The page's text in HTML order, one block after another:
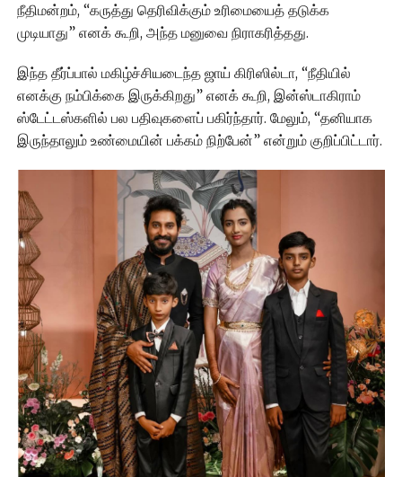
நீதிமன்றம், “கருத்து தெரிவிக்கும் உரிமையைத் தடுக்க
முடியாது” எனக் கூறி, அந்த மனுவை நிராகரித்தது.
இந்த தீர்ப்பால் மகிழ்ச்சியடைந்த ஜாய் கிரிஸில்டா, “நீதியில்
எனக்கு நம்பிக்கை இருக்கிறது” எனக் கூறி, இன்ஸ்டாகிராம்
ஸ்டேட்டஸ்களில் பல பதிவுகளைப் பகிர்ந்தார். மேலும், “தனியாக
இருந்தாலும் உண்மையின் பக்கம் நிற்பேன்” என்றும் குறிப்பிட்டார்.